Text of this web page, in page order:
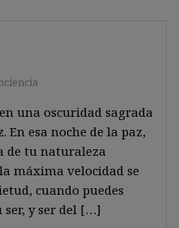
una oscuridad sagrada
esa noche de la paz,
de tu naturaleza
máxima velocidad se
cuando puedes
ser, y ser del […]